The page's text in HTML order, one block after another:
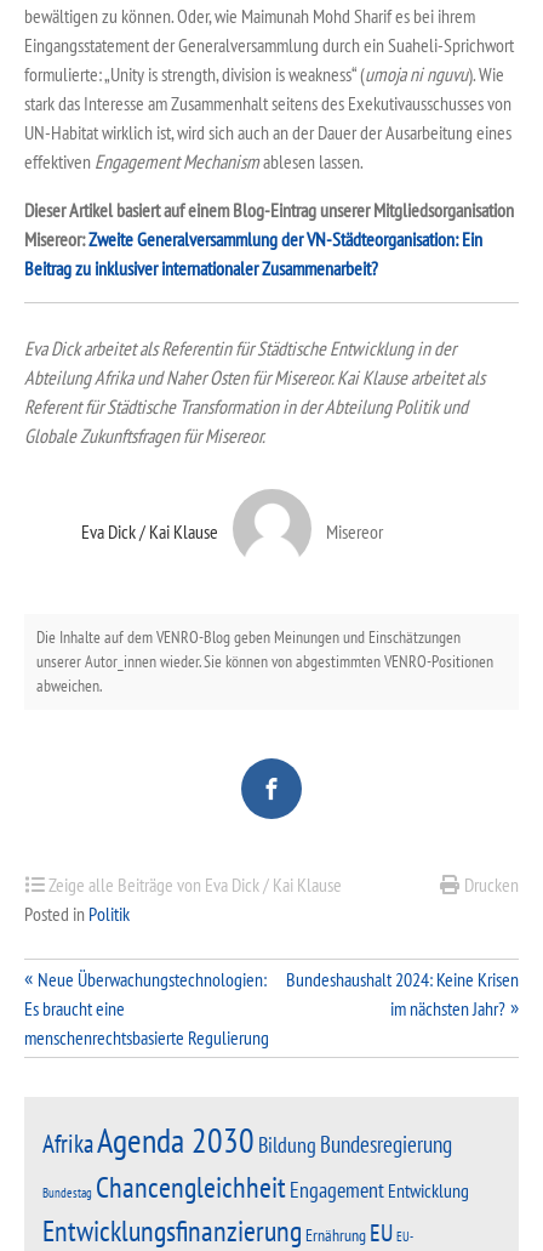
bewältigen zu können. Oder, wie Maimunah Mohd Sharif es bei ihrem
Eingangsstatement der Generalversammlung durch ein Suaheli-Sprichwort
formulierte: „Unity is strength, division is weakness“ (umoja ni nguvu). Wie
stark das Interesse am Zusammenhalt seitens des Exekutivausschusses von
UN-Habitat wirklich ist, wird sich auch an der Dauer der Ausarbeitung eines
effektiven Engagement Mechanismablesen lassen.
Dieser Artikel basiert auf einem Blog-Eintrag unserer Mitgliedsorganisation
Misereor:Zweite Generalversammlung der VN-Städteorganisation: Ein
Beitrag zu inklusiver internationaler Zusammenarbeit?
Eva Dick arbeitet als Referentin für Städtische Entwicklung in der
Abteilung Afrika und Naher Osten für Misereor. Kai Klause arbeitet als
Referent für Städtische Transformation in der Abteilung Politik und
Globale Zukunftsfragen für Misereor.
Eva Dick / Kai Klause Misereor
Die Inhalte auf dem VENRO-Blog geben Meinungen und Einschätzungen
unserer Autor_innen wieder. Sie können von abgestimmten VENRO-Positionen
abweichen.
Drucken
Zeige alle Beiträge von Eva Dick / Kai Klause
Posted in Politik
Beitragsnavigation
Neue Überwachungstechnologien:
Es braucht eine
menschenrechtsbasierte Regulierung
Bundeshaushalt 2024: Keine Krisen
im nächsten Jahr?
AfrikaAgenda 2030 Bildung Bundesregierung
Bundestag ChancengleichheitEngagement Entwicklung
Entwicklungsfinanzierung Ernährung EU EU-